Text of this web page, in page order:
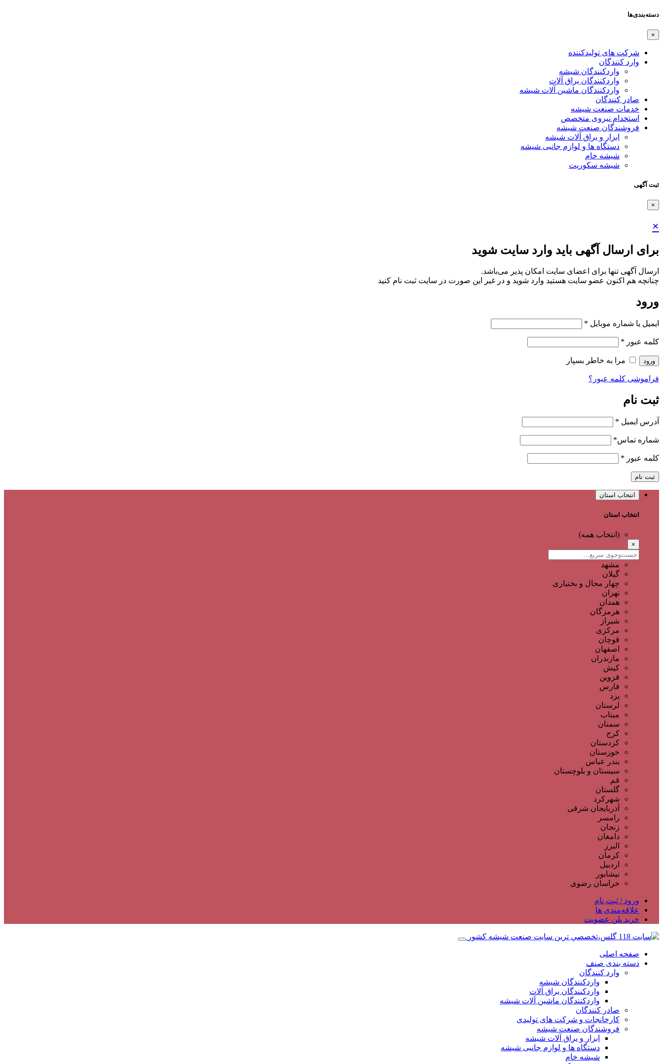
دسته‌بندی‌ها
×
شرکت های تولیدکننده
وارد کنندگان
واردکنندگان شیشه
واردکنندگان یراق آلات
واردکنندگان ماشین آلات شیشه
صادر کنندگان
خدمات صنعت شیشه
استخدام نیروی متخصص
فروشندگان صنعت شیشه
ابزار و یراق آلات شیشه
دستگاه ها و لوازم جانبی شیشه
شیشه خام
شیشه سکوریت
ثبت آگهی
×
×
برای ارسال آگهی باید وارد سایت شوید
ارسال آگهی تنها برای اعضای سایت امکان پذیر می‌باشد.
چنانچه هم‌ اکنون عضو سایت هستید وارد شوید و در غیر این صورت در سایت ثبت نام کنید
ورود
ایمیل یا شماره موبایل *
کلمه عبور *
ورود مرا به خاطر بسپار
فراموشی کلمه عبور؟
ثبت نام
آدرس ایمیل *
شماره تماس*
کلمه عبور *
ثبت نام
انتخاب استان
انتخاب استان
(انتخاب همه)
×
مشهد
گیلان
چهار محال و بختیاری
تهران
همدان
هرمزگان
شیراز
مرکزی
قوچان
اصفهان
مازندران
کیش
قزوین
فارس
یزد
لرستان
میناب
سمنان
کرج
کردستان
خوزستان
بندر عباس
سیستان و بلوچستان
قم
گلستان
شهرکرد
آذربایجان شرقی
رامسر
زنجان
دامغان
البرز
کرمان
اردبیل
نیشابور
خراسان رضوی
ورود / ثبت نام
علاقه‌مندی ها
خرید پلن عضویت
صفحه اصلی
دسته بندی صنف
وارد کنندگان
واردکنندگان شیشه
واردکنندگان یراق آلات
واردکنندگان ماشین آلات شیشه
صادر کنندگان
کارخانجات و شرکت های تولیدی
فروشندگان صنعت شیشه
ابزار و یراق آلات شیشه
دستگاه ها و لوازم جانبی شیشه
شیشه خام